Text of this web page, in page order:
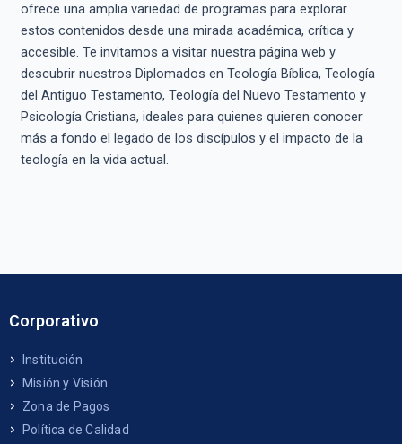
ofrece una amplia variedad de programas para explorar
estos contenidos desde una mirada académica, crítica y
accesible. Te invitamos a visitar nuestra página web y
descubrir nuestros Diplomados en Teología Bíblica, Teología
del Antiguo Testamento, Teología del Nuevo Testamento y
Psicología Cristiana, ideales para quienes quieren conocer
más a fondo el legado de los discípulos y el impacto de la
teología en la vida actual.
Corporativo
Institución
Misión y Visión
Zona de Pagos
Política de Calidad